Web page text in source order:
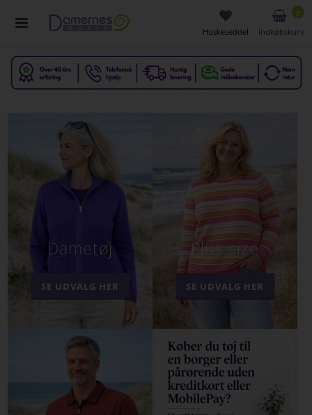
0
Indkøbskurv
Huskeseddel
Dametøj
SE UDVALG HER
Plus size
SE UDVALG HER